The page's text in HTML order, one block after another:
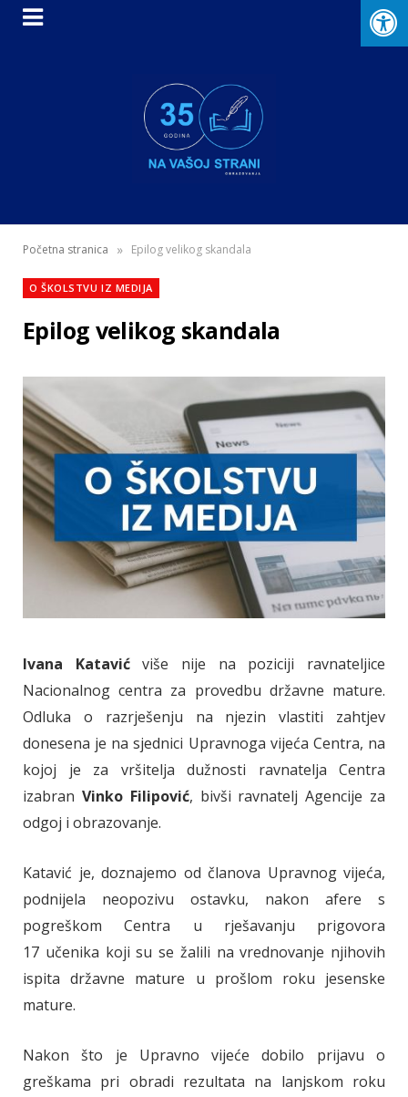
Početna stranica » Epilog velikog skandala
O ŠKOLSTVU IZ MEDIJA
Epilog velikog skandala
Ivana Katavićviše nije na poziciji ravnateljice
Nacionalnog centra za provedbu državne mature.
Odluka o razrješenju na njezin vlastiti zahtjev
donesena je na sjednici Upravnoga vijeća Centra, na
kojoj je za vršitelja dužnosti ravnatelja Centra
izabran Vinko Filipović, bivši ravnatelj Agencije za
odgoj i obrazovanje.
Katavić je, doznajemo od članova Upravnog vijeća,
podnijela neopozivu ostavku, nakon afere s
pogreškom Centra u rješavanju prigovora
17 učenika koji su se žalili na vrednovanje njihovih
ispita državne mature u prošlom roku jesenske
mature.
Nakon što je Upravno vijeće dobilo prijavu o
greškama pri obradi rezultata na lanjskom roku